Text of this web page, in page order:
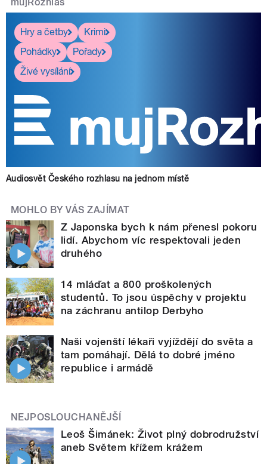
Hry a četby
Krimi
Pohádky
Pořady
Živé vysílání
Audiosvět Českého rozhlasu na jednom místě
MOHLO BY VÁS ZAJÍMAT
Z Japonska bych k nám přenesl pokoru
lidí. Abychom víc respektovali jeden
druhého
14 mláďat a 800 proškolených
studentů. To jsou úspěchy v projektu
na záchranu antilop Derbyho
Naši vojenští lékaři vyjíždějí do světa a
tam pomáhají. Dělá to dobré jméno
republice i armádě
NEJPOSLOUCHANĚJŠÍ
Leoš Šimánek: Život plný dobrodružství
aneb Světem křížem krážem